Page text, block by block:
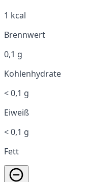
1 kcal
Brennwert
0,1 g
Kohlenhydrate
< 0,1 g
Eiweiß
< 0,1 g
Fett